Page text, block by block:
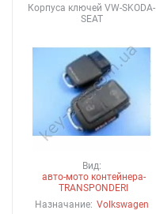
Корпуса ключей VW-SKODA-
SEAT
Вид:
авто-мото контейнера-
TRANSPONDERI
Назначание: Volkswagen